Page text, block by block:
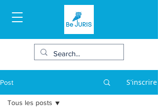
Post S'inscrire
Tous les posts